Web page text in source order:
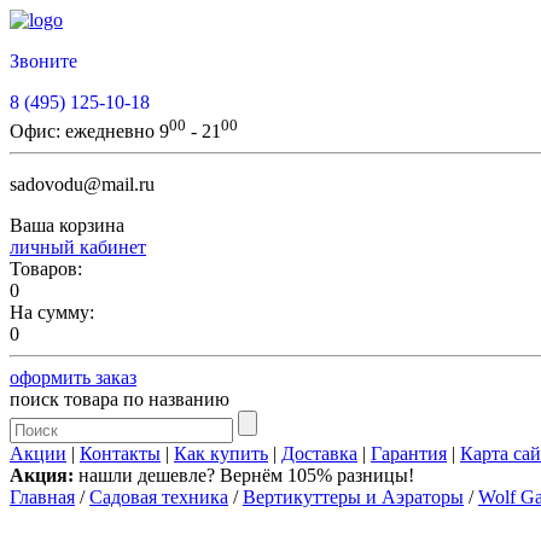
Звоните
8 (495) 125-10-18
Офис: ежедневно 900 - 21 00
sadovodu@mail.ru
Ваша корзина
личный кабинет
Товаров:
0
На сумму:
0
оформить заказ
поиск товара по названию
Акции | Контакты | Как купить | Доставка | Гарантия | Карта
Акция: нашли дешевле? Вернём 105% разницы!
Главная /Садовая техника /Вертикуттеры и Аэраторы /Wolf